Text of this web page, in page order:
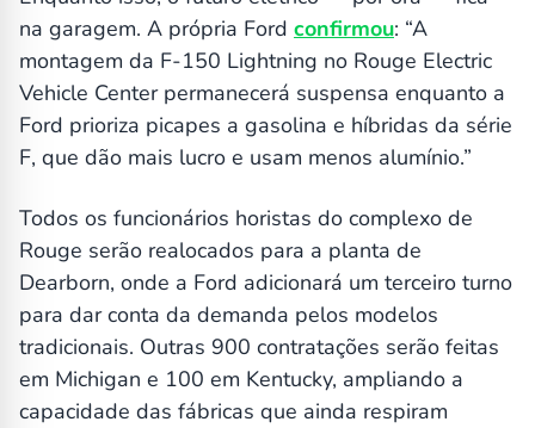
na garagem. A própria Ford confirmou: “A
montagem da F-150 Lightning no Rouge Electric
Vehicle Center permanecerá suspensa enquanto a
Ford prioriza picapes a gasolina e híbridas da série
F, que dão mais lucro e usam menos alumínio.”
Todos os funcionários horistas do complexo de
Rouge serão realocados para a planta de
Dearborn, onde a Ford adicionará um terceiro turno
para dar conta da demanda pelos modelos
tradicionais. Outras 900 contratações serão feitas
em Michigan e 100 em Kentucky, ampliando a
capacidade das fábricas que ainda respiram